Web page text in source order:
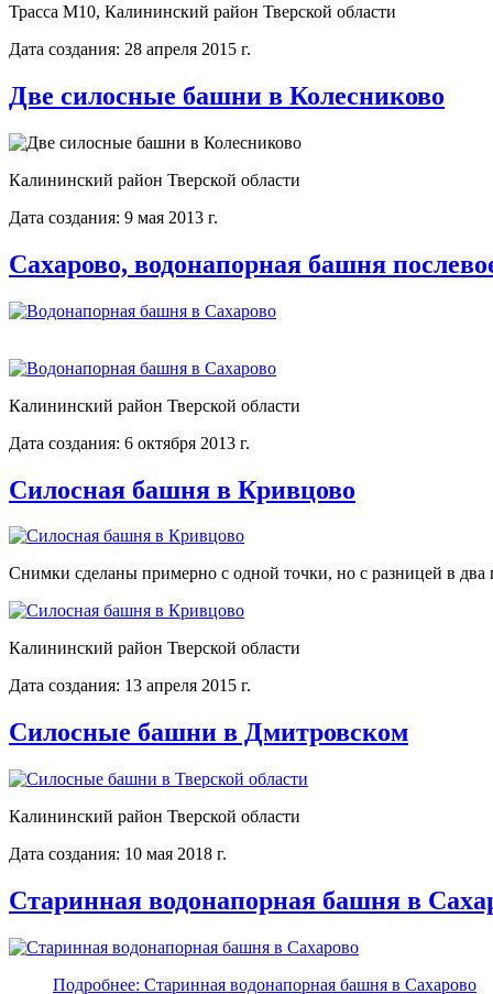
Трасса М10, Калининский район Тверской области
Дата создания: 28 апреля 2015 г.
Две силосные башни в Колесниково
Калининский район Тверской области
Дата создания: 9 мая 2013 г.
Сахарово, водонапорная башня
Калининский район Тверской области
Дата создания: 6 октября 2013 г.
Силосная башня в Кривцово
Снимки сделаны примерно с одной точки, но с разницей в два
Калининский район Тверской области
Дата создания: 13 апреля 2015 г.
Силосные башни в Дмитровском
Калининский район Тверской области
Дата создания: 10 мая 2018 г.
Старинная водонапорная башня в
Подробнее: Старинная водонапорная башня в Сахарово